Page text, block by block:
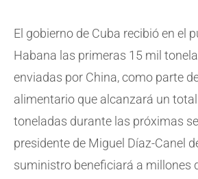
El gobierno de Cuba recibió en el
Habana las primeras 15 mil
enviadas por China, como parte
alimentario que alcanzará un total
toneladas durante las próximas
presidente de Miguel Díaz-Canel
suministro beneficiará a millones